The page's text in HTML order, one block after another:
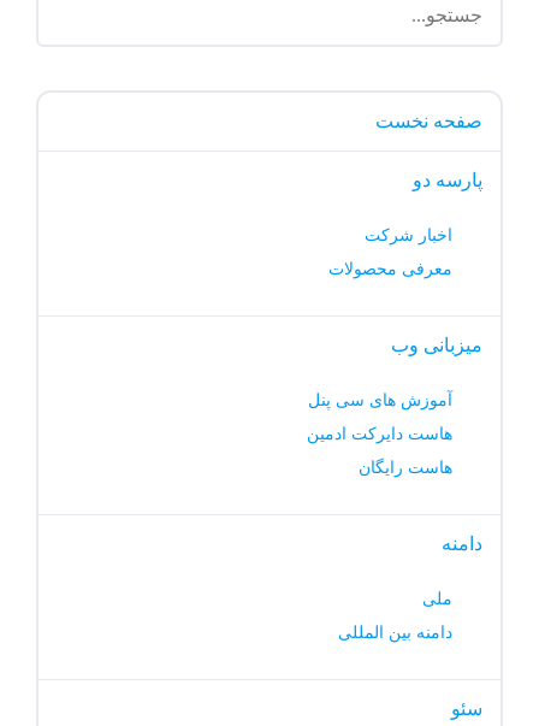
صفحه نخست
پارسه دو
اخبار شرکت
معرفی محصولات
میزبانی وب
آموزش های سی پنل
هاست دایرکت ادمین
هاست رایگان
دامنه
ملی
دامنه بین المللی
سئو